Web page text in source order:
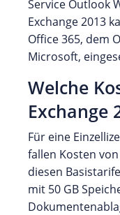
Service Outlook
Exchange 2013
Office 365, dem
Microsoft,
Welche
Exchange
Für eine
fallen Kosten
diesen
mit 50 GB